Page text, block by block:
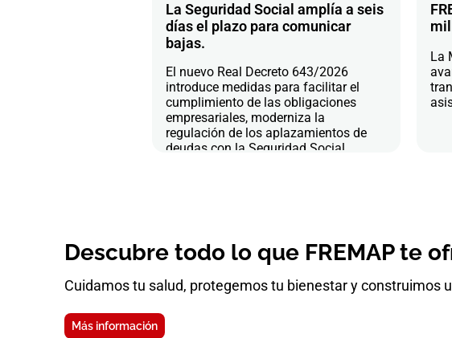
La Seguridad Social amplía a seis
días el plazo para comunicar
bajas.
El nuevo Real Decreto 643/2026
introduce medidas para facilitar el
cumplimiento de las obligaciones
empresariales, moderniza la
regulación de los aplazamientos de
deudas con la Seguridad Social
La
Descubre todo lo que FREMAP te
Cuidamos tu salud, protegemos tu bienestar y construimos
Más información